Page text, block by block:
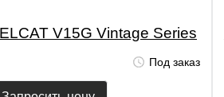
V15G Vintage Series
Под заказ